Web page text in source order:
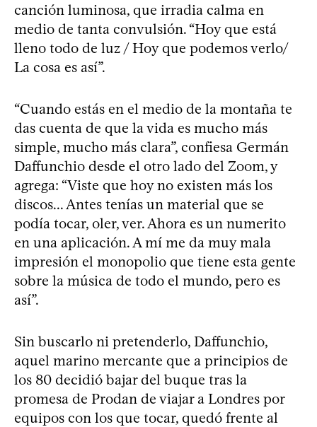
canción luminosa, que irradia calma en
medio de tanta convulsión. “Hoy que está
lleno todo de luz / Hoy que podemos verlo/
La cosa es así”.
“Cuando estás en el medio de la montaña te
das cuenta de que la vida es mucho más
simple, mucho más clara”, confiesa Germán
Daffunchio desde el otro lado del Zoom, y
agrega: “Viste que hoy no existen más los
discos... Antes tenías un material que se
podía tocar, oler, ver. Ahora es un numerito
en una aplicación. A mí me da muy mala
impresión el monopolio que tiene esta gente
sobre la música de todo el mundo, pero es
así”.
Sin buscarlo ni pretenderlo, Daffunchio,
aquel marino mercante que a principios de
los 80 decidió bajar del buque tras la
promesa de Prodan de viajar a Londres por
equipos con los que tocar, quedó frente al